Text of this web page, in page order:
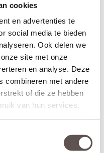
cookies
en advertenties te
social media te bieden
Ook delen we
site met onze
en analyse. Deze
combineren met andere
of die ze hebben
van hun services.